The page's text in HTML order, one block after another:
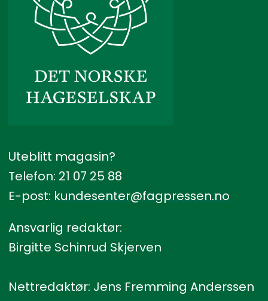
Uteblitt magasin?
Telefon: 21 07 25 88
E-post: kundesenter@fagpressen.no
Ansvarlig redaktør:
Birgitte Schinrud Skjerven
Nettredaktør: Jens Fremming Anderssen